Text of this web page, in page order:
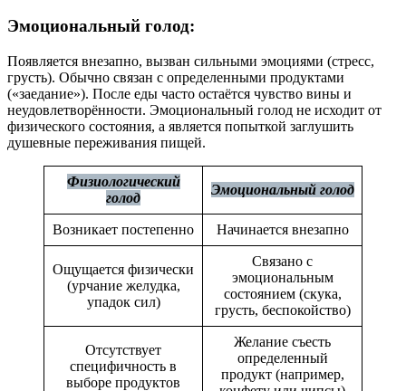
Эмоциональный голод:
Появляется внезапно, вызван сильными эмоциями (стресс,
грусть). Обычно связан с определенными продуктами
(«заедание»). После еды часто остаётся чувство вины и
неудовлетворённости. Эмоциональный голод не исходит от
физического состояния, а является попыткой заглушить
душевные переживания пищей.
Физиологический
голод
Эмоциональный голод
Возникает постепенно Начинается внезапно
Ощущается физически
(урчание желудка,
упадок сил)
Связано с
эмоциональным
состоянием (скука,
грусть, беспокойство)
Отсутствует
специфичность в
выборе продуктов
Желание съесть
определенный
продукт (например,